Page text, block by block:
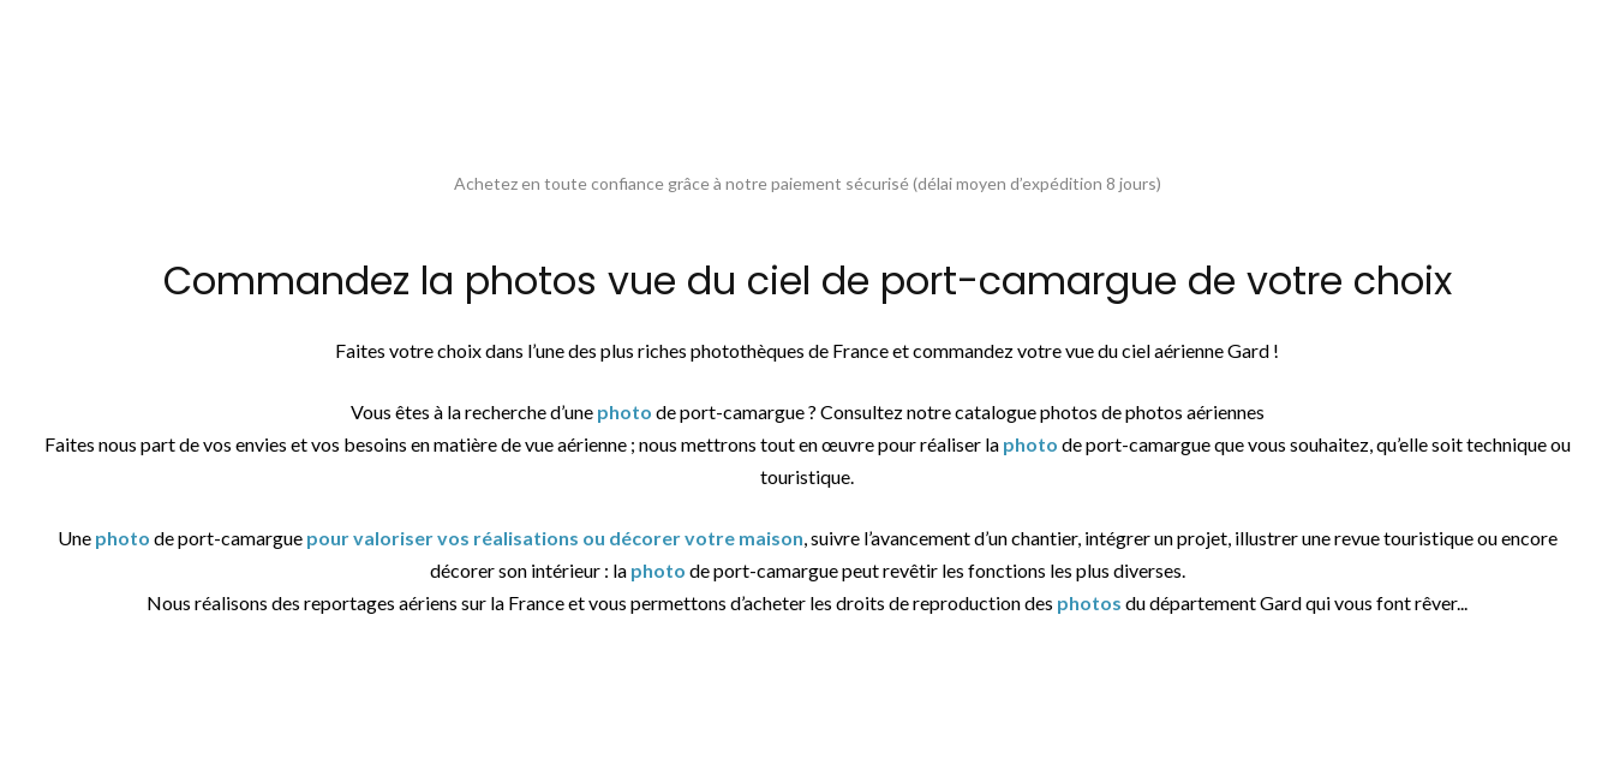
Achetez en toute confiance grâce à notre paiement sécurisé (délai moyen d’expédition 8 jours)
Commandez la photos vue du ciel de port-camargue de votre choix
Faites votre choix dans l’une des plus riches photothèques de France et commandez votre vue du ciel aérienne Gard !
Vous êtes à la recherche d’une photo de port-camargue ? Consultez notre catalogue photos de photos aériennes
Faites nous part de vos envies et vos besoins en matière de vue aérienne ; nous mettrons tout en œuvre pour réaliser la photo de port-camargue que vous souhaitez, qu’elle soit technique ou
touristique.
Une photo de port-camargue pour valoriser vos réalisations ou décorer votre maison, suivre l’avancement d’un chantier, intégrer un projet, illustrer une revue touristique ou encore
décorer son intérieur : la photo de port-camargue peut revêtir les fonctions les plus diverses.
Nous réalisons des reportages aériens sur la France et vous permettons d’acheter les droits de reproduction des photos du département Gard qui vous font rêver...